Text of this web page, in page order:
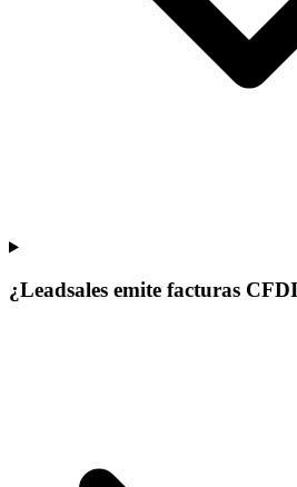
¿Leadsales emite facturas